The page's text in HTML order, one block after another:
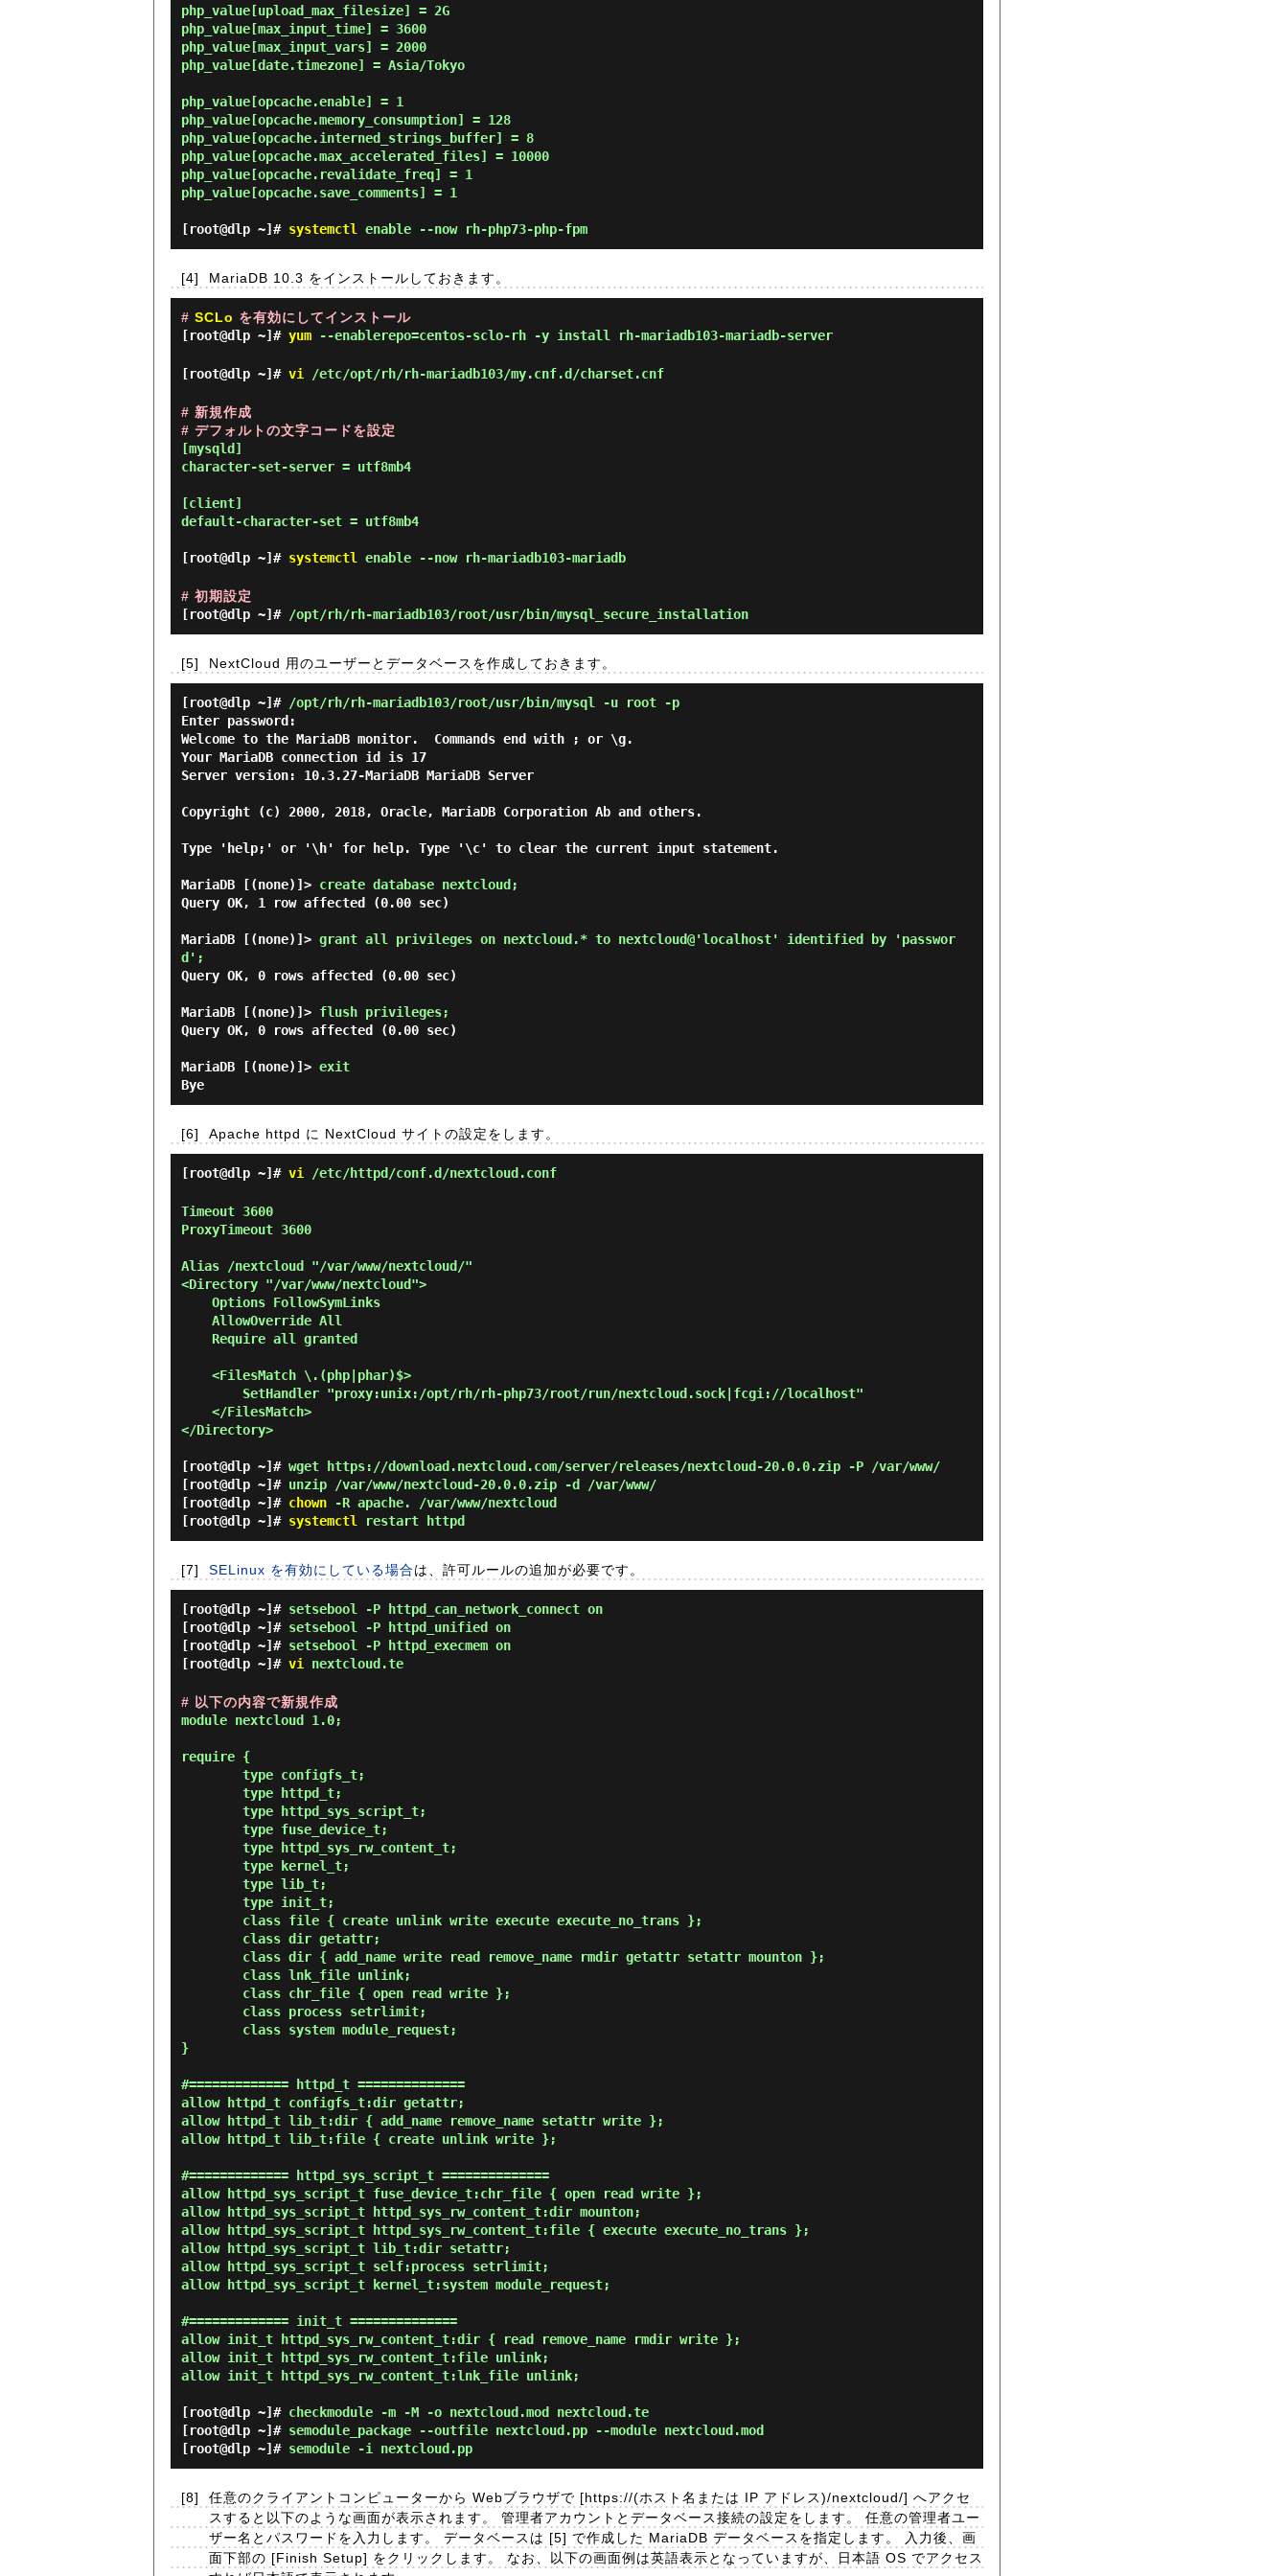
php_value[upload_max_filesize] = 2G
php_value[max_input_time] = 3600
php_value[max_input_vars] = 2000
php_value[date.timezone] = Asia/Tokyo
php_value[opcache.enable] = 1
php_value[opcache.memory_consumption] = 128
php_value[opcache.interned_strings_buffer] = 8
php_value[opcache.max_accelerated_files] = 10000
php_value[opcache.revalidate_freq] = 1
php_value[opcache.save_comments] = 1
[root@dlp ~]# systemctl enable --now rh-php73-php-fpm
[4] MariaDB 10.3 をインストールしておきます。
# SCLo を有効にしてインストール
[root@dlp ~]# yum --enablerepo=centos-sclo-rh -y install rh-mariadb103-mariadb-server
[root@dlp ~]# vi /etc/opt/rh/rh-mariadb103/my.cnf.d/charset.cnf
# 新規作成
# デフォルトの文字コードを設定
[mysqld]
character-set-server = utf8mb4
[client]
default-character-set = utf8mb4
[root@dlp ~]# systemctl enable --now rh-mariadb103-mariadb
# 初期設定
[root@dlp ~]# /opt/rh/rh-mariadb103/root/usr/bin/mysql_secure_installation
[5] NextCloud 用のユーザーとデータベースを作成しておきます。
[root@dlp ~]# /opt/rh/rh-mariadb103/root/usr/bin/mysql -u root -p
Enter password:
Welcome to the MariaDB monitor.  Commands end with ; or \g.
Your MariaDB connection id is 17
Server version: 10.3.27-MariaDB MariaDB Server
Copyright (c) 2000, 2018, Oracle, MariaDB Corporation Ab and others.
Type 'help;' or '\h' for help. Type '\c' to clear the current input statement.
MariaDB [(none)]> create database nextcloud;
Query OK, 1 row affected (0.00 sec)
MariaDB [(none)]> grant all privileges on nextcloud.* to nextcloud@'localhost' identified by 'passwor
d';
Query OK, 0 rows affected (0.00 sec)
MariaDB [(none)]> flush privileges;
Query OK, 0 rows affected (0.00 sec)
MariaDB [(none)]> exit
[6] Apache httpd に NextCloud サイトの設定をします。
[root@dlp ~]# vi /etc/httpd/conf.d/nextcloud.conf
Timeout 3600
ProxyTimeout 3600
Alias /nextcloud "/var/www/nextcloud/"
<Directory "/var/www/nextcloud">
</Directory>
[root@dlp ~]# wget https://download.nextcloud.com/server/releases/nextcloud-20.0.0.zip -P /var/www/
[root@dlp ~]# unzip /var/www/nextcloud-20.0.0.zip -d /var/www/
[root@dlp ~]# chown -R apache. /var/www/nextcloud
[root@dlp ~]# systemctl restart httpd
[7] SELinux を有効にしている場合は、許可ルールの追加が必要です。
[root@dlp ~]# setsebool -P httpd_can_network_connect on
[root@dlp ~]# setsebool -P httpd_unified on
[root@dlp ~]# setsebool -P httpd_execmem on
[root@dlp ~]# vi nextcloud.te
# 以下の内容で新規作成
module nextcloud 1.0;
require {
}
#============= httpd_t ==============
allow httpd_t configfs_t:dir getattr;
allow httpd_t lib_t:dir { add_name remove_name setattr write };
allow httpd_t lib_t:file { create unlink write };
#============= httpd_sys_script_t ==============
allow httpd_sys_script_t fuse_device_t:chr_file { open read write };
allow httpd_sys_script_t httpd_sys_rw_content_t:dir mounton;
allow httpd_sys_script_t httpd_sys_rw_content_t:file { execute execute_no_trans };
allow httpd_sys_script_t lib_t:dir setattr;
allow httpd_sys_script_t self:process setrlimit;
allow httpd_sys_script_t kernel_t:system module_request;
#============= init_t ==============
allow init_t httpd_sys_rw_content_t:dir { read remove_name rmdir write };
allow init_t httpd_sys_rw_content_t:file unlink;
allow init_t httpd_sys_rw_content_t:lnk_file unlink;
[root@dlp ~]# checkmodule -m -M -o nextcloud.mod nextcloud.te
[root@dlp ~]# semodule_package --outfile nextcloud.pp --module nextcloud.mod
[root@dlp ~]# semodule -i nextcloud.pp
[8]
任意のクライアントコンピューターから Webブラウザで [https://(ホスト名または IP アドレス)/nextcloud/] へアクセ
スすると以下のような画面が表示されます。 管理者アカウントとデータベース接続の設定をします。 任意の管理者ユー
ザー名とパスワードを入力します。 データベースは [5] で作成した MariaDB データベースを指定します。 入力後、画
面下部の [Finish Setup] をクリックします。 なお、以下の画面例は英語表示となっていますが、日本語 OS でアクセス